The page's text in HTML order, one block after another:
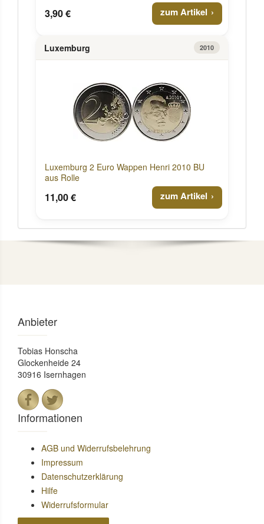
3,90 € zum Artikel
Luxemburg 2010
Luxemburg 2 Euro Wappen Henri 2010 BU
aus Rolle
11,00 € zum Artikel
Anbieter
Tobias Honscha
Glockenheide 24
30916 Isernhagen
Informationen
AGB und Widerrufsbelehrung
Impressum
Datenschutzerklärung
Hilfe
Widerrufsformular